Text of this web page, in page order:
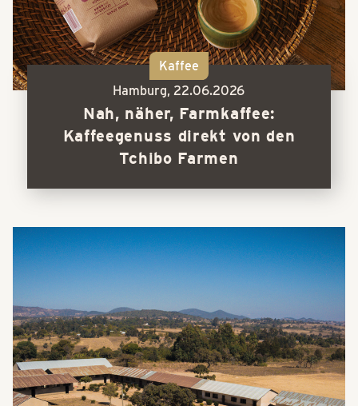
Kaffee
Hamburg,22.06.2026
Nah, näher, Farmkaffee:
Kaffeegenuss direkt von den
Tchibo Farmen